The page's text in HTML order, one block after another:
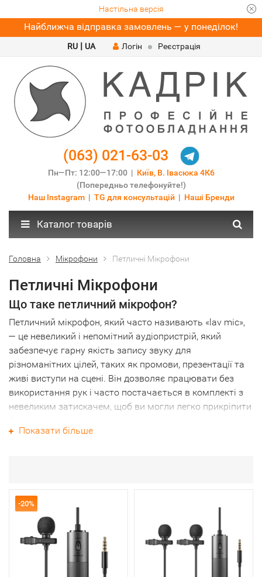
Настільна версія
Найближча відправка замовлень — у понеділок!
RU | UA Логін Реєстрація
(063) 021-63-03
Пн—Пт: 12:00—17:00 | Київ, В. Івасюка 4К6
(Попередньо телефонуйте!)
Наш Instagram| TG для консультацій| Наші Бренди
Каталог товарів
Головна Мікрофони Петличні Мікрофони
Петличні Мікрофони
Що таке петличний мікрофон?
Петличний мікрофон, який часто називають «lav mic»,
— це невеликий і непомітний аудіопристрій, який
забезпечує гарну якість запису звуку для
різноманітних цілей, таких як промови, презентації та
живі виступи на сцені. Він дозволяє працювати без
використання рук і часто постачається в комплекті з
невеликим затискачем, щоб ви могли легко прикріпити
потрібна вся точність передачі при помірному
Показати більше
-20%